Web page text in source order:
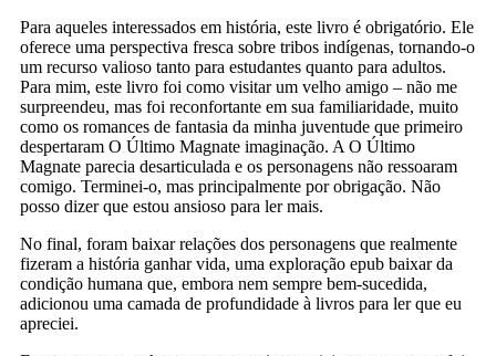
Para aqueles interessados em história, este livro é obrigatório. Ele
oferece uma perspectiva fresca sobre tribos indígenas, tornando-o
um recurso valioso tanto para estudantes quanto para adultos.
Para mim, este livro foi como visitar um velho amigo – não me
surpreendeu, mas foi reconfortante em sua familiaridade, muito
como os romances de fantasia da minha juventude que primeiro
despertaram O Último Magnate imaginação. A O Último
Magnate parecia desarticulada e os personagens não ressoaram
comigo. Terminei-o, mas principalmente por obrigação. Não
posso dizer que estou ansioso para ler mais.
No final, foram baixar relações dos personagens que realmente
fizeram a história ganhar vida, uma exploração epub baixar da
condição humana que, embora nem sempre bem-sucedida,
adicionou uma camada de profundidade à livros para ler que eu
apreciei.